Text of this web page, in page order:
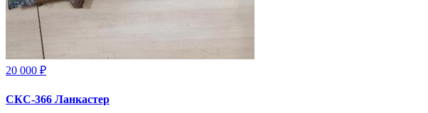
20 000 ₽
СКС-366 Ланкастер